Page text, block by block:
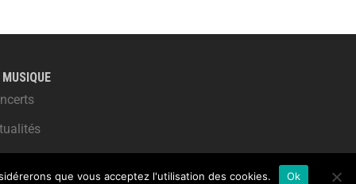
que vous acceptez l'utilisation des cookies. Ok